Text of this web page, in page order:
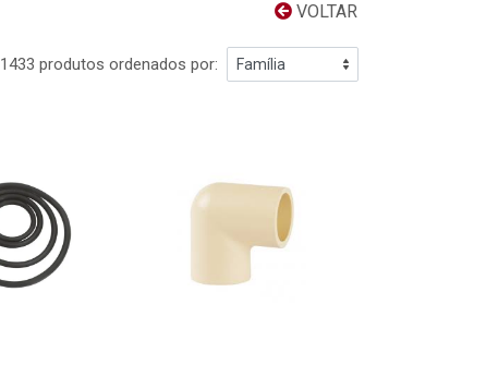
VOLTAR
1433 produtos ordenados por: